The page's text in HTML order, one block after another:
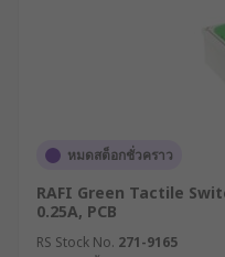
หมดสต็อกชั่วคราว
RAFI Green Tactile
0.25A, PCB
RS Stock No. 271-9165